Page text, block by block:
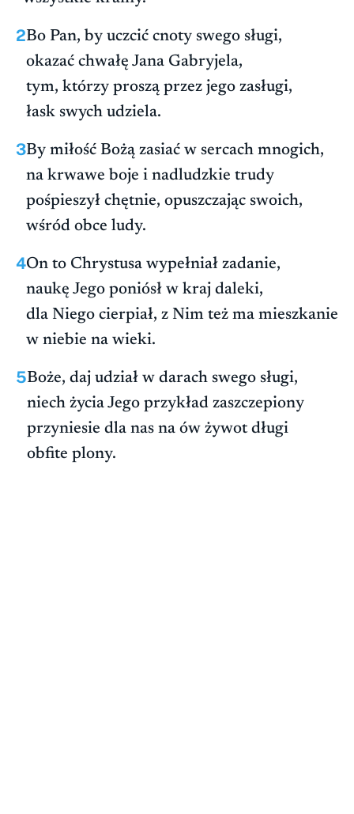
2Bo Pan, by uczcić cnoty swego sługi,
okazać chwałę Jana Gabryjela,
tym, którzy proszą przez jego zasługi,
łask swych udziela.
3By miłość Bożą zasiać w sercach mnogich,
na krwawe boje i nadludzkie trudy
pośpieszył chętnie, opuszczając swoich,
wśród obce ludy.
4On to Chrystusa wypełniał zadanie,
naukę Jego poniósł w kraj daleki,
dla Niego cierpiał, z Nim też ma mieszkanie
w niebie na wieki.
5Boże, daj udział w darach swego sługi,
niech życia Jego przykład zaszczepiony
przyniesie dla nas na ów żywot długi
obfite plony.